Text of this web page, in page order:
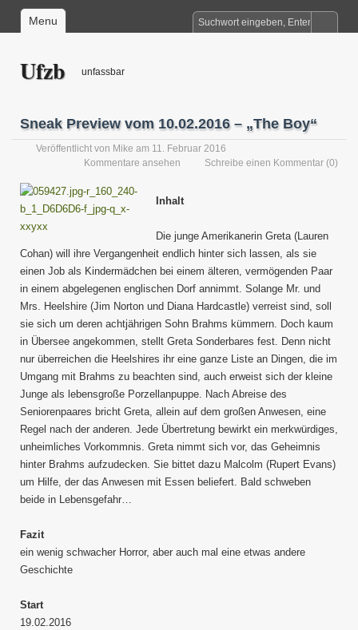
Menu
Ufzb unfassbar
Sneak Preview vom 10.02.2016 – „The Boy“
Veröffentlicht von Mike am 11. Februar 2016
Schreibe einen Kommentar (0)
Kommentare ansehen
Inhalt
Die junge Amerikanerin Greta (Lauren
Cohan) will ihre Vergangenheit endlich hinter sich lassen, als sie
einen Job als Kindermädchen bei einem älteren, vermögenden Paar
in einem abgelegenen englischen Dorf annimmt. Solange Mr. und
Mrs. Heelshire (Jim Norton und Diana Hardcastle) verreist sind, soll
sie sich um deren achtjährigen Sohn Brahms kümmern. Doch kaum
in Übersee angekommen, stellt Greta Sonderbares fest. Denn nicht
nur überreichen die Heelshires ihr eine ganze Liste an Dingen, die im
Umgang mit Brahms zu beachten sind, auch erweist sich der kleine
Junge als lebensgroße Porzellanpuppe. Nach Abreise des
Seniorenpaares bricht Greta, allein auf dem großen Anwesen, eine
Regel nach der anderen. Jede Übertretung bewirkt ein merkwürdiges,
unheimliches Vorkommnis. Greta nimmt sich vor, das Geheimnis
hinter Brahms aufzudecken. Sie bittet dazu Malcolm (Rupert Evans)
um Hilfe, der das Anwesen mit Essen beliefert. Bald schweben
beide in Lebensgefahr…
Fazit
ein wenig schwacher Horror, aber auch mal eine etwas andere
Geschichte
Start
19.02.2016